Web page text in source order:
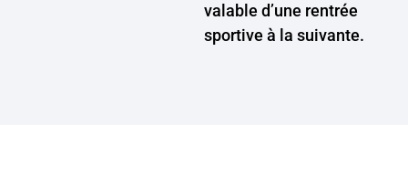
valable d’une rentrée
sportive à la suivante.